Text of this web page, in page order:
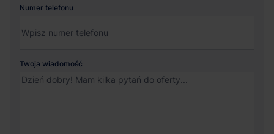
Numer telefonu
Twoja wiadomość